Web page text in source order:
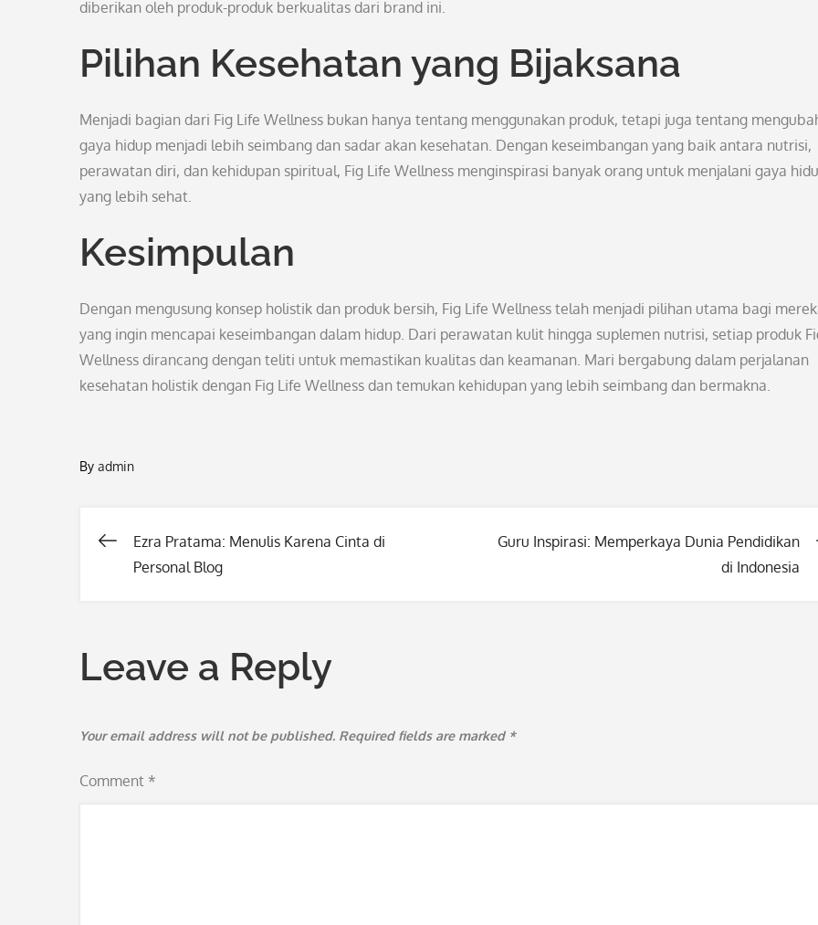
diberikan oleh produk-produk berkualitas dari brand ini.
Pilihan Kesehatan yang Bijaksana
Menjadi bagian dari Fig Life Wellness bukan hanya tentang menggunakan produk, tetapi juga tentang
gaya hidup menjadi lebih seimbang dan sadar akan kesehatan. Dengan keseimbangan yang baik antara nutrisi,
perawatan diri, dan kehidupan spiritual, Fig Life Wellness menginspirasi banyak orang untuk menjalani gaya
yang lebih sehat.
Kesimpulan
Dengan mengusung konsep holistik dan produk bersih, Fig Life Wellness telah menjadi pilihan utama bagi
yang ingin mencapai keseimbangan dalam hidup. Dari perawatan kulit hingga suplemen nutrisi, setiap produk
Wellness dirancang dengan teliti untuk memastikan kualitas dan keamanan. Mari bergabung dalam perjalanan
kesehatan holistik dengan Fig Life Wellness dan temukan kehidupan yang lebih seimbang dan bermakna.
By admin
Post
Ezra Pratama: Menulis Karena Cinta di
Personal Blog
Guru Inspirasi: Memperkaya Dunia Pendidikan
di Indonesia
Leave a Reply
Your email address will not be published. Required fields are marked *
Comment *